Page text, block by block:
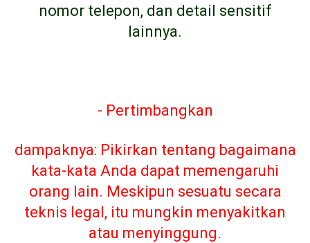
nomor telepon, dan detail sensitif
lainnya.
- Pertimbangkan
dampaknya: Pikirkan tentang bagaimana
kata-kata Anda dapat memengaruhi
orang lain. Meskipun sesuatu secara
teknis legal, itu mungkin menyakitkan
atau menyinggung.